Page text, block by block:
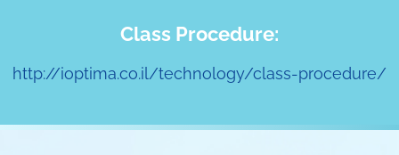
Class Procedure:
http://ioptima.co.il/technology/class-procedure/